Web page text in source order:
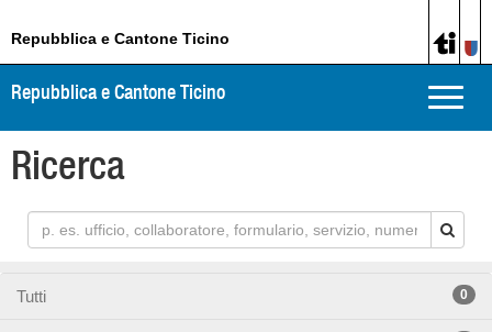
Repubblica e Cantone Ticino
Toggle
Repubblica e Cantone Ticino
Ricerca
0
Tutti